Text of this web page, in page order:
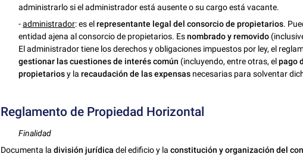
administrarlo si el administrador está ausente o su cargo está vacante.
-administrador: es elrepresentante legal del consorcio de propietarios.
entidad ajena al consorcio de propietarios. Esnombrado y removido
El administrador tiene los derechos y obligaciones impuestos por ley, el
gestionar las cuestiones de interés común (incluyendo, entre otras, elpago
propietariosy larecaudación de las expensas necesarias para solventar
Reglamento de Propiedad Horizontal
Finalidad
Documenta ladivisión jurídica del edificio y laconstitución y organización del